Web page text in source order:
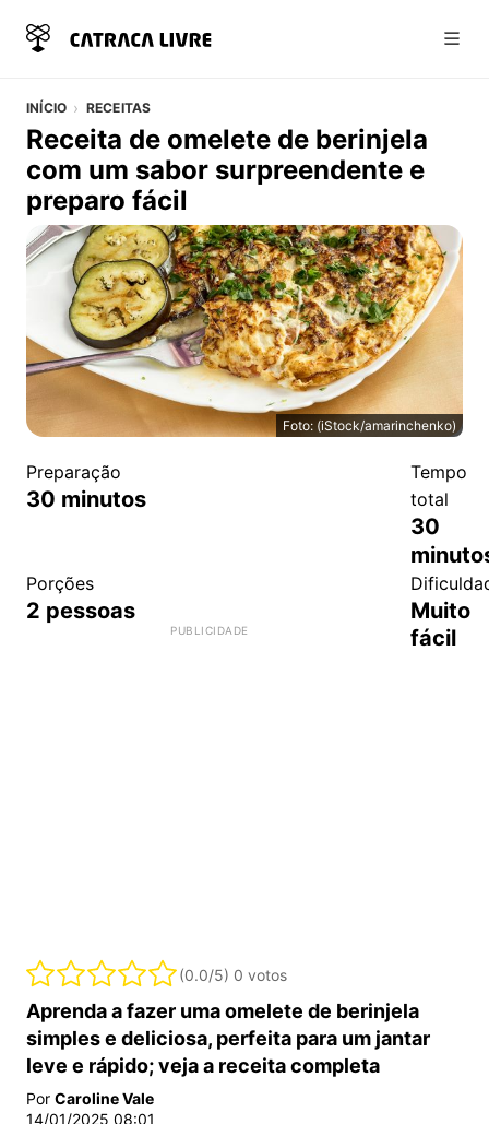
INÍCIO RECEITAS
Receita de omelete de berinjela
com um sabor surpreendente e
preparo fácil
Foto: (iStock/amarinchenko)
Detalhes da Receita
Preparação
30 minutos
Tempo
total
30
Porções
2 pessoas
Muito
fácil
(0.0/5) 0 votos
Aprenda a fazer uma omelete de berinjela
simples e deliciosa, perfeita para um jantar
leve e rápido; veja a receita completa
Por Caroline Vale
14/01/2025 08:01